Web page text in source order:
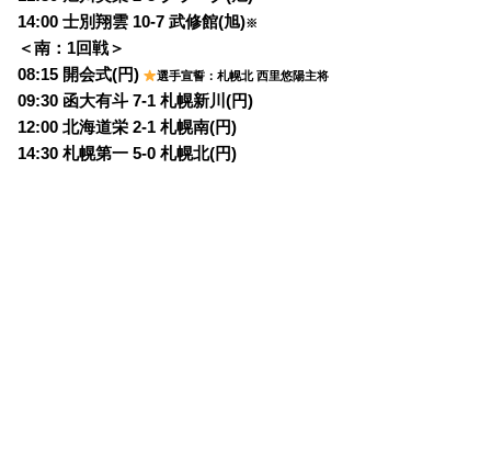
14:00 士別翔雲 10-7 武修館(旭)※
＜南：1回戦＞
08:15 開会式(円)
選手宣誓：札幌北 西里悠陽主将
09:30 函大有斗 7-1 札幌新川(円)
12:00 北海道栄 2-1 札幌南(円)
14:30 札幌第一 5-0 札幌北(円)